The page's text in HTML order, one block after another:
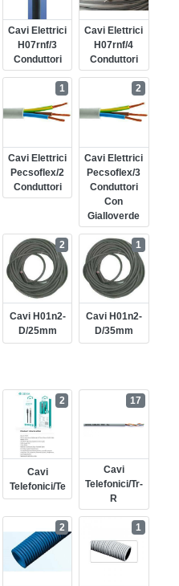
Cavi Elettrici
H07rnf/3
Conduttori
Cavi Elettrici
H07rnf/4
Conduttori
Cavi Elettrici
Pecsoflex/2
Conduttori
1
Cavi Elettrici
Pecsoflex/3
Conduttori
Con
Gialloverde
2
Cavi H01n2-
D/25mm
2
Cavi H01n2-
D/35mm
1
Cavi
Telefonici/te
2
Cavi
Telefonici/tr-
R
17
2 1